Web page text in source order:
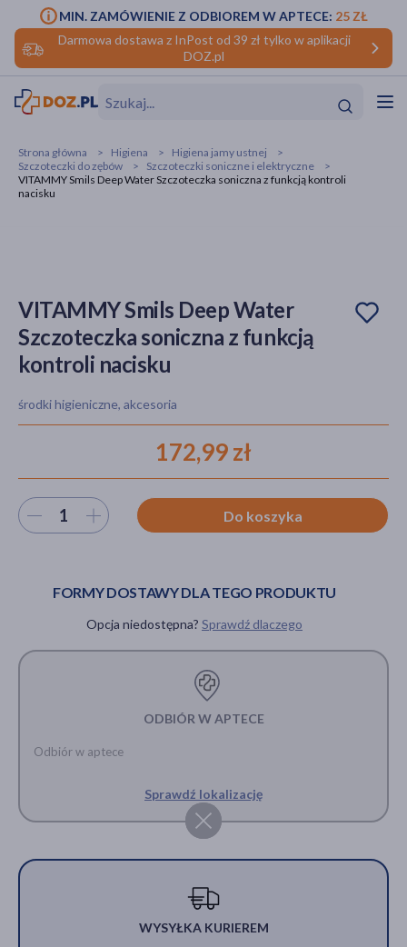
Darmowa dostawa z InPost od 39 zł tylko w aplikacji
DOZ.pl
MIN. ZAMÓWIENIE Z ODBIOREM W APTECE: 25 ZŁ
Strona główna Higiena
Higiena jamy ustnej
Szczoteczki do zębów
Szczoteczki soniczne i elektryczne
VITAMMY Smils Deep Water Szczoteczka soniczna z funkcją kontroli
nacisku
VITAMMY Smils Deep Water
Szczoteczka soniczna z funkcją
kontroli nacisku
środki higieniczne, akcesoria
172,99 zł
Wybierz ilość Do koszyka
FORMY DOSTAWY DLA TEGO PRODUKTU
Opcja niedostępna? Sprawdź dlaczego
ODBIÓR W APTECE
Odbiór w aptece
Sprawdź lokalizację
WYSYŁKA KURIEREM